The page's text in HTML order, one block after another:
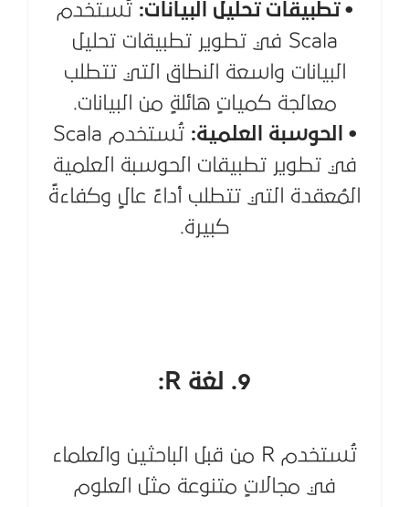
• تطبيقات تحليل البيانات: تُستخدم
Scala في تطوير تطبيقات تحليل
البيانات واسعة النطاق التي تتطلب
معالجة كمياتٍ هائلةٍ من البيانات.
• الحوسبة العلمية:
تُستخدم Scala
في تطوير تطبيقات الحوسبة العلمية
المُعقدة التي تتطلب أداءً عالٍ وكفاءةً
كبيرة.
9. لغة R:
تُستخدم R من قبل الباحثين والعلماء
في مجالاتٍ متنوعة مثل العلوم